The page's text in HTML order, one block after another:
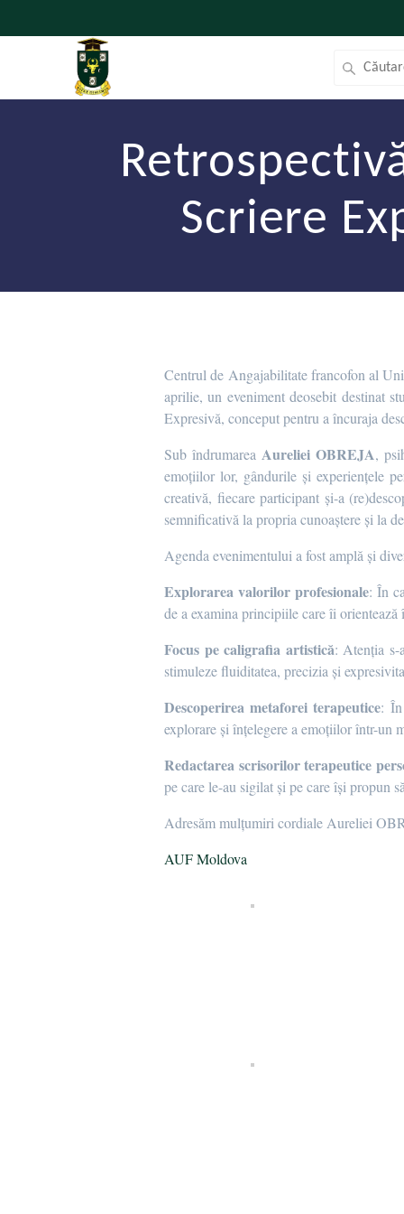
Scriere
Centrul de Angajabilitate francofon al
aprilie, un eveniment deosebit destinat
Expresivă, conceput pentru a încuraja
Sub îndrumarea Aureliei OBREJA,
emoțiilor lor, gândurile și experiențele
creativă, fiecare participant și-a
semnificativă la propria cunoaștere și la
Agenda evenimentului a fost amplă și
Explorarea valorilor profesionale: În
de a examina principiile care îi
Focus pe caligrafia artistică: Atenția s-
stimuleze fluiditatea, precizia și
Descoperirea metaforei terapeutice: În
explorare și înțelegere a emoțiilor într-un
Redactarea scrisorilor terapeutice
pe care le-au sigilat și pe care își propun
Adresăm mulțumiri cordiale Aureliei
AUF Moldova